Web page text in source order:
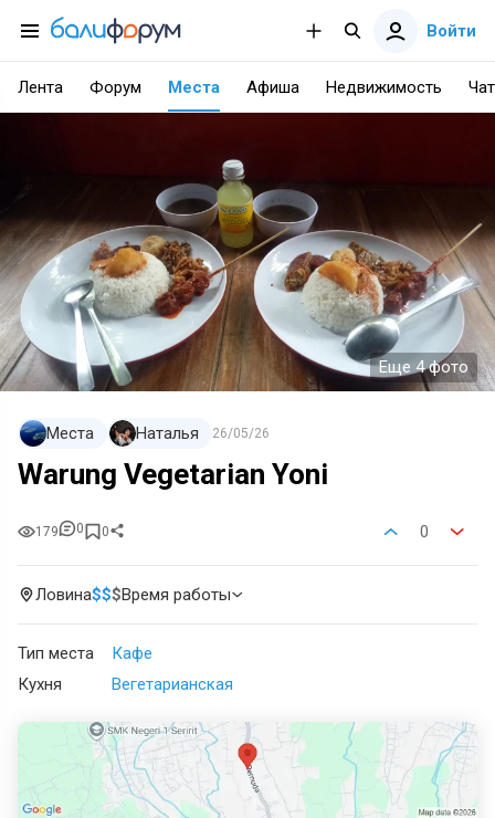
Войти
Лента Форум Места Афиша Недвижимость Чат
Еще 4 фото
Места Наталья 26/05/26
Warung Vegetarian Yoni
179 0 0 0
Ловина$$$Время работы
Тип места
Кафе
Кухня
Вегетарианская